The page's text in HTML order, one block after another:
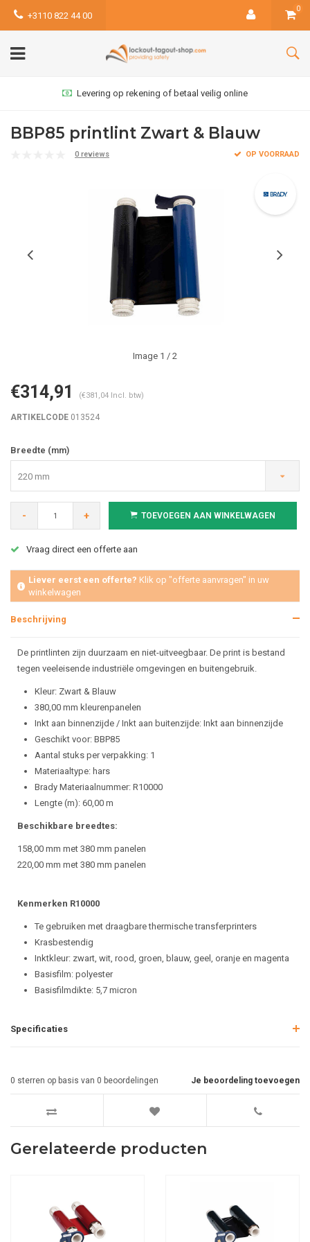
+3110 822 44 00
0
Levering op rekening of betaal veilig online
BBP85 printlint Zwart & Blauw
0 reviews OP VOORRAAD
Image 1 / 2
€314,91 (€381,04 Incl. btw)
ARTIKELCODE 013524
Breedte (mm)
220 mm
- + TOEVOEGEN AAN WINKELWAGEN
Vraag direct een offerte aan
Liever eerst een offerte? Klik op "offerte aanvragen" in uw
winkelwagen
Beschrijving
De printlinten zijn duurzaam en niet-uitveegbaar. De print is bestand
tegen veeleisende industriële omgevingen en buitengebruik.
Kleur: Zwart & Blauw
380,00 mm kleurenpanelen
Inkt aan binnenzijde / Inkt aan buitenzijde: Inkt aan binnenzijde
Geschikt voor: BBP85
Aantal stuks per verpakking: 1
Materiaaltype: hars
Brady Materiaalnummer: R10000
Lengte (m): 60,00 m
Beschikbare breedtes:
158,00 mm met 380 mm panelen
220,00 mm met 380 mm panelen
Kenmerken R10000
Te gebruiken met draagbare thermische transferprinters
Krasbestendig
Inktkleur: zwart, wit, rood, groen, blauw, geel, oranje en magenta
Basisfilm: polyester
Basisfilmdikte: 5,7 micron
Specificaties
Je beoordeling toevoegen
0 sterren op basis van 0 beoordelingen
Gerelateerde producten